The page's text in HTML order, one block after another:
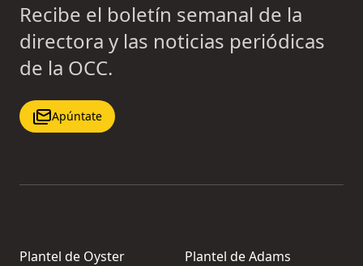
Recibe el boletín semanal de la
directora y las noticias periódicas
de la OCC.
Apúntate
Plantel de Oyster Plantel de Adams